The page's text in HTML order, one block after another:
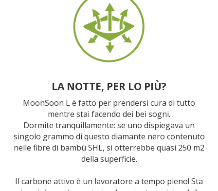
LA NOTTE, PER LO PIÙ?
MoonSoon L è fatto per prendersi cura di tutto
mentre stai facendo dei bei sogni.
Dormite tranquillamente: se uno dispiegava un
singolo grammo di questo diamante nero contenuto
nelle fibre di bambù SHL, si otterrebbe quasi 250 m2
della superficie.
Il carbone attivo è un lavoratore a tempo pieno! Sta